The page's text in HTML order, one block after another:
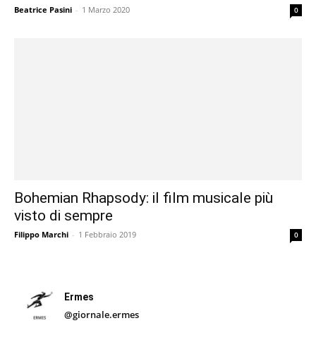
Beatrice Pasini - 1 Marzo 2020 0
Bohemian Rhapsody: il film musicale più
visto di sempre
Filippo Marchi - 1 Febbraio 2019 0
Ermes
@giornale.ermes